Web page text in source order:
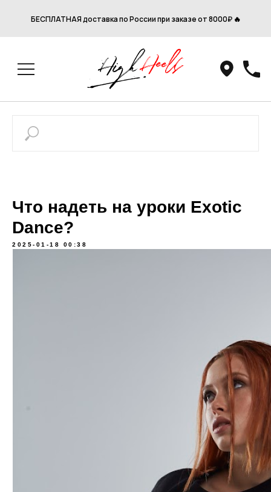
БЕСПЛАТНАЯ доставка по России при заказе от 8000₽ 🔥
Что надеть на уроки Exotic
Dance?
2025-01-18 00:38